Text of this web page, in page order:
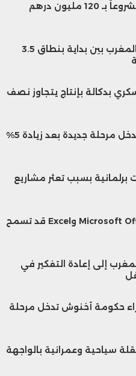
جامعة ألعاب القوى تطلق مشروعاً بـ 120 مليون درهم
تقرير Ookla يقيّم مسار 5G بالمغرب بين بداية بنطاق 3.5
بدكالة بإنتاج يتجاوز نصف
تأمين السيارات في المغرب يدخل مرحلة جديدة بعد زيادة 5%
برلمانية بسبب تعثر مشاريع
تحذير أمني من ثغرة في Microsoft Office وExcel قد تسمح
إلى إعادة التفكير في
حكومة أخنوش تدخل مرحلة
سياحية وعمرانية بالواجهة